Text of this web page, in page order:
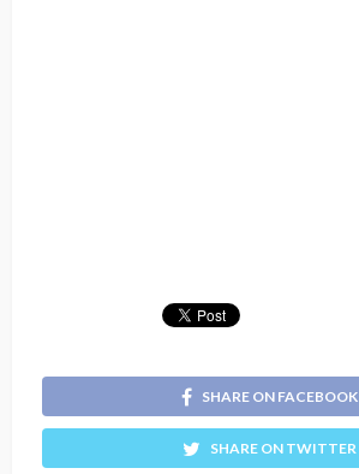
SHARE ON FACEBOOK
SHARE ON TWITTER